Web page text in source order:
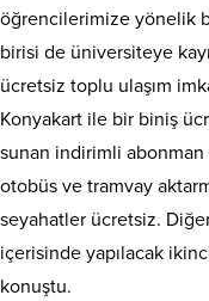
öğrencilerimize yönelik
birisi de üniversiteye
ücretsiz toplu ulaşım
Konyakart ile bir biniş
sunan indirimli abonman
otobüs ve tramvay
seyahatler ücretsiz.
içerisinde yapılacak
konuştu.